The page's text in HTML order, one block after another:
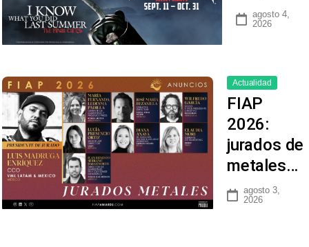
agosto 4,
2026
Actualidad
FIAP
2026:
jurados de
metales…
agosto 3,
2026